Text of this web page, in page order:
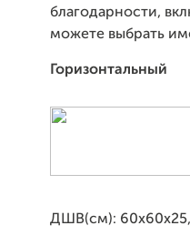
благодарности,
можете выбрать
Горизонтальный
ДШВ(см):